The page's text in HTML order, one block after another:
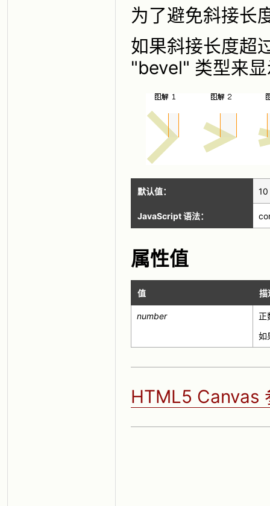
为了避免斜接长
如果斜接长度超
"bevel" 类型来
默认值： 10
JavaScript 语法：
属性值
值 描
number
正
如
HTML5 Canvas